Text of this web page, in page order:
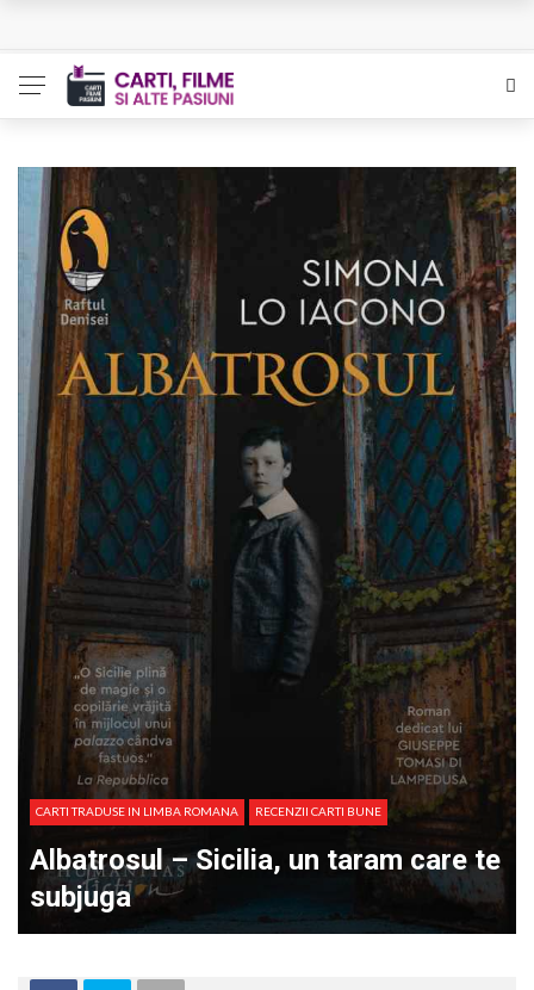
The Man Who Sold Air in the Holy Land – Generatia care
Queer – Un Burroughs sentimental
Bolla – O iubire interzisa din Pristina
Luati-ma drept un vis. Povestiri in K. minor – Dor de Kafka
CARTI TRADUSE IN LIMBA ROMANA RECENZII CARTI BUNE
Albatrosul – Sicilia, un taram care te
subjuga